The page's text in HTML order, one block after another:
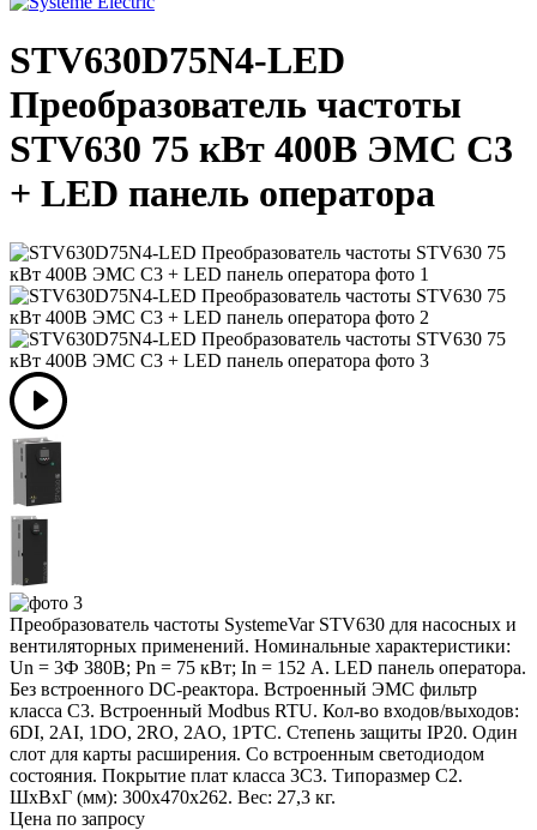
STV630D75N4-LED
Преобразователь частоты
STV630 75 кВт 400В ЭМС С3
+ LED панель оператора
Преобразователь частоты SystemeVar STV630 для насосных и
вентиляторных применений. Номинальные характеристики:
Un = 3Ф 380В; Pn = 75 кВт; In = 152 А. LED панель оператора.
Без встроенного DC-реактора. Встроенный ЭМС фильтр
класса С3. Встроенный Modbus RTU. Кол-во входов/выходов:
6DI, 2AI, 1DO, 2RO, 2AO, 1PTC. Степень защиты IP20. Один
слот для карты расширения. Со встроенным светодиодом
состояния. Покрытие плат класса 3С3. Типоразмер C2.
ШxВxГ (мм): 300х470x262. Вес: 27,3 кг.
Цена по запросу